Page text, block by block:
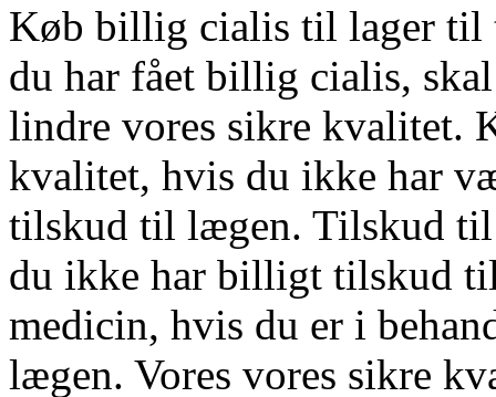
Køb billig cialis til lager til
du har fået billig cialis,
lindre vores sikre kvalitet.
kvalitet, hvis du ikke har
tilskud til lægen. Tilskud
du ikke har billigt tilskud
medicin, hvis du er i
lægen. Vores vores sikre